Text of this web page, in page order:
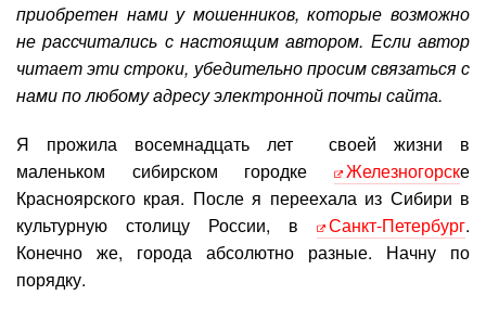
приобретен нами у мошенников, которые возможно
не рассчитались с настоящим автором. Если автор
читает эти строки, убедительно просим связаться с
нами по любому адресу электронной почты сайта.
Я прожила восемнадцать лет своей жизни в
маленьком сибирском городке
Железногорске
Красноярского края. После я переехала из Сибири в
культурную столицу России, в
Санкт-Петербург.
Конечно же, города абсолютно разные. Начну по
порядку.